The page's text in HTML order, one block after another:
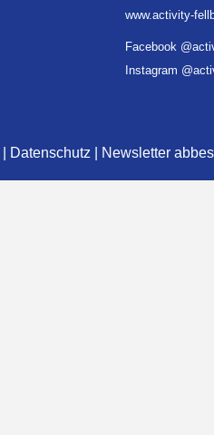
www.activity-
Facebook
Instagram
Datenschutz Newsletter